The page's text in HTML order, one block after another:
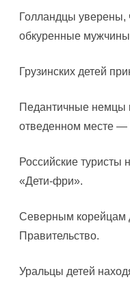
Голландцы уверены,
обкуренные
Грузинских детей
Педантичные немцы
отведенном месте —
Российские туристы
«Дети-фри».
Северным корейцам
Правительство.
Уральцы детей